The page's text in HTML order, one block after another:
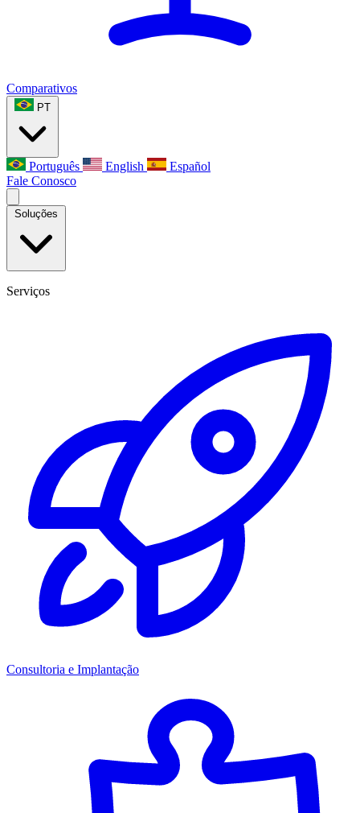
Comparativos
PT
Português English
Español
Fale Conosco
Soluções
Serviços
Consultoria e Implantação